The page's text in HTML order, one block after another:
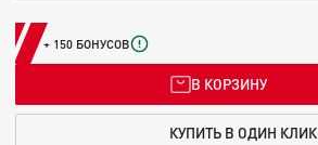
В КОРЗИНУ
КУПИТЬ В ОДИН КЛИК
+ 150 БОНУСОВ